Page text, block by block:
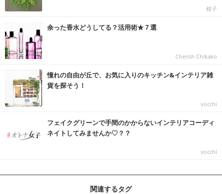
桜子
余った香水どうしてる？活用術★７選
Cherish Chikako
憧れの自由が丘で、お気に入りのキッチン&インテリア雑
貨を探そう！
yocchi
フェイクグリーンで手間のかからないインテリアコーディ
ネイトしてみませんか♡？？
yocchi
関連するタグ